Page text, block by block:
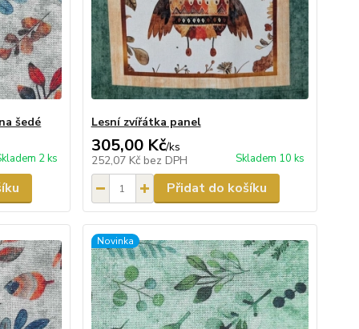
šedé
2 ks
Lesní zvířátka panel
305,00 Kč/ks
252,07 Kč bez DPH Skladem 10 ks
Přidat do košíku
Novinka